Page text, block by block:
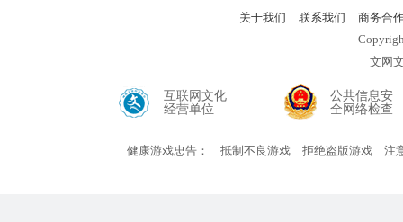
关于我们 联系我们
商务合
文网
互联网文化
经营单位
公共信息安
全网络检查
健康游戏忠告： 抵制不良游戏 拒绝盗版游戏 注